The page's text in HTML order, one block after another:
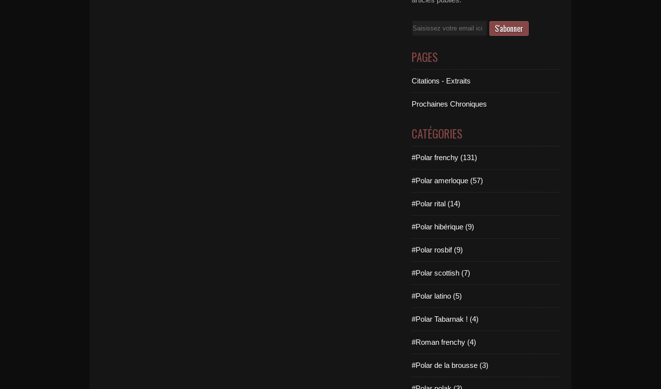
Email
PAGES
Citations - Extraits
Prochaines Chroniques
CATÉGORIES
#Polar frenchy (131)
#Polar amerloque (57)
#Polar rital (14)
#Polar hibérique (9)
#Polar rosbif (9)
#Polar scottish (7)
#Polar latino (5)
#Polar Tabarnak ! (4)
#Roman frenchy (4)
#Polar de la brousse (3)